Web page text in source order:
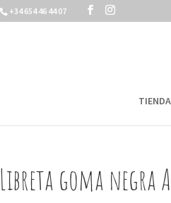
+34 654 46 44 07
TIENDA
Libreta goma